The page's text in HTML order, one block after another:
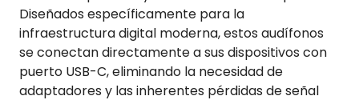
Diseñados específicamente para la
infraestructura digital moderna, estos audífonos
se conectan directamente a sus dispositivos con
puerto USB-C, eliminando la necesidad de
adaptadores y las inherentes pérdidas de señal